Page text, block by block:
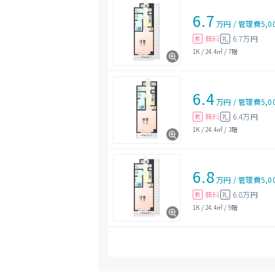
6.7 万円 /管理費
敷 無料 礼 6.7万円
1K / 24.4㎡ / 7階
6.4万円 /管理費
敷 無料 礼 6.4万円
1K / 24.4㎡ / 3階
6.8万円 /管理費
敷 無料 礼 6.8万円
1K / 24.4㎡ / 9階